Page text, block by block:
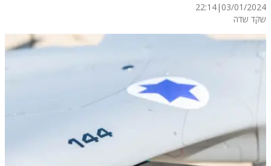
03/01/2024
|
22:14
שקד שדה